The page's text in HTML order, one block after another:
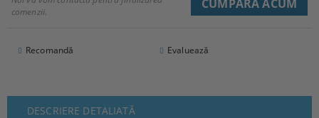
comenzii.
Recomandă Evaluează
DESCRIERE DETALIATĂ